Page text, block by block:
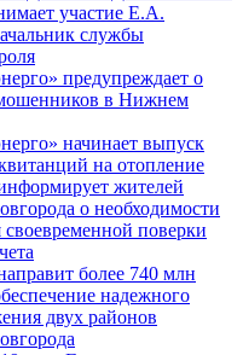
участие Е.А.
службы
предупреждает о
в Нижнем
начинает выпуск
на отопление
жителей
о необходимости
своевременной поверки
более 740 млн
надежного
двух районов